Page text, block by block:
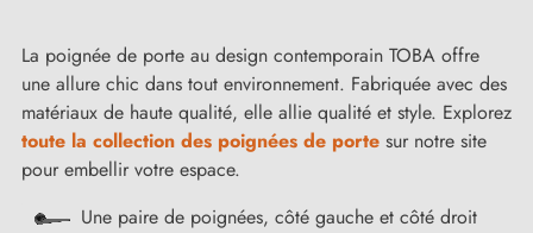
La poignée de porte au design contemporain TOBA offre
une allure chic dans tout environnement. Fabriquée avec des
matériaux de haute qualité, elle allie qualité et style. Explorez
toute la collection des poignées de porte sur notre site
pour embellir votre espace.
Une paire de poignées, côté gauche et côté droit